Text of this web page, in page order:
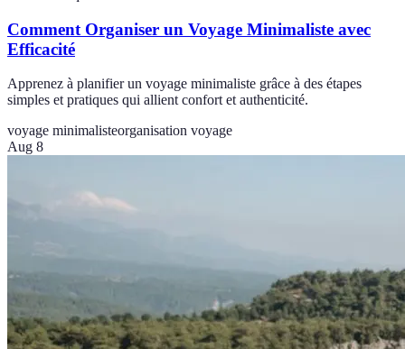
Comment Organiser un Voyage Minimaliste avec
Efficacité
Apprenez à planifier un voyage minimaliste grâce à des étapes
simples et pratiques qui allient confort et authenticité.
voyage minimalisteorganisation voyage
Aug 8